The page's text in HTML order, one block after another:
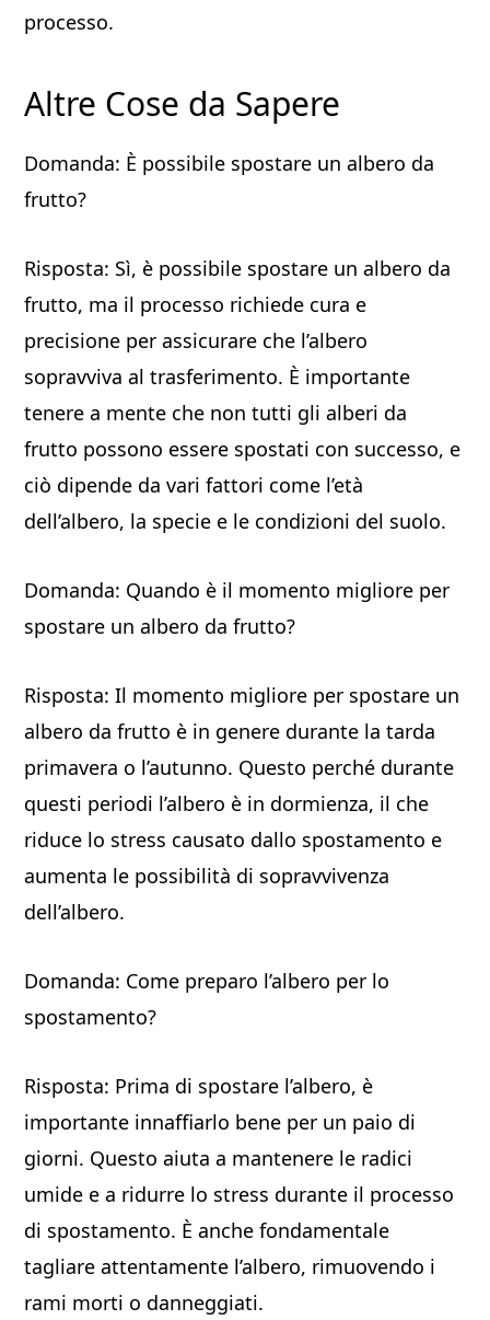
processo.
Altre Cose da Sapere
Domanda: È possibile spostare un albero da
frutto?
Risposta: Sì, è possibile spostare un albero da
frutto, ma il processo richiede cura e
precisione per assicurare che l’albero
sopravviva al trasferimento. È importante
tenere a mente che non tutti gli alberi da
frutto possono essere spostati con successo, e
ciò dipende da vari fattori come l’età
dell’albero, la specie e le condizioni del suolo.
Domanda: Quando è il momento migliore per
spostare un albero da frutto?
Risposta: Il momento migliore per spostare un
albero da frutto è in genere durante la tarda
primavera o l’autunno. Questo perché durante
questi periodi l’albero è in dormienza, il che
riduce lo stress causato dallo spostamento e
aumenta le possibilità di sopravvivenza
dell’albero.
Domanda: Come preparo l’albero per lo
spostamento?
Risposta: Prima di spostare l’albero, è
importante innaffiarlo bene per un paio di
giorni. Questo aiuta a mantenere le radici
umide e a ridurre lo stress durante il processo
di spostamento. È anche fondamentale
tagliare attentamente l’albero, rimuovendo i
rami morti o danneggiati.